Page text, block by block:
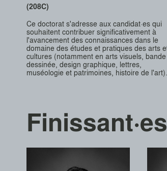
(208C)
Ce doctorat s'adresse aux candidat·es qui
souhaitent contribuer significativement à
l'avancement des connaissances dans le
domaine des études et pratiques des arts
cultures (notamment en arts visuels, bande
dessinée, design graphique, lettres,
muséologie et patrimoines, histoire de l'art).